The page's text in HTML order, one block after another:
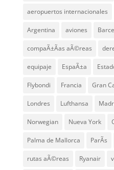
aeropuertos internacionales
Argentina aviones
compaÃ±Ã­as aÃ©reas
equipaje EspaÃ±a
Flybondi Francia Gran
Londres Lufthansa
Norwegian Nueva York
Palma de Mallorca ParÃ­s
rutas aÃ©reas Ryanair